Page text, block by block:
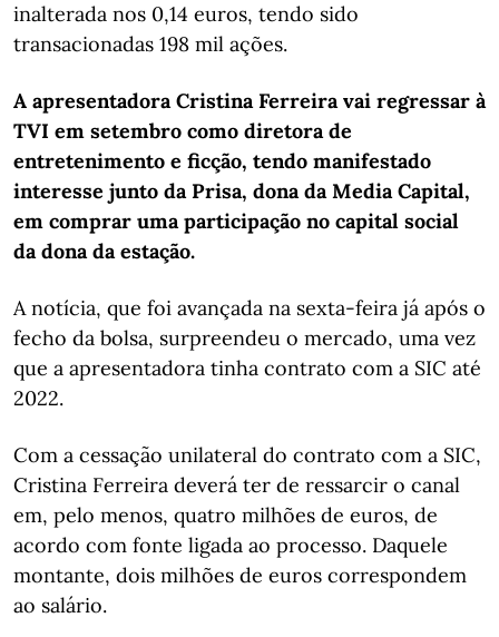
inalterada nos 0,14 euros, tendo sido
transacionadas 198 mil ações.
A apresentadora Cristina Ferreira vai regressar à
TVI em setembro como diretora de
entretenimento e ficção, tendo manifestado
interesse junto da Prisa, dona da Media Capital,
em comprar uma participação no capital social
da dona da estação.
A notícia, que foi avançada na sexta-feira já após o
fecho da bolsa, surpreendeu o mercado, uma vez
que a apresentadora tinha contrato com a SIC até
2022.
Com a cessação unilateral do contrato com a SIC,
Cristina Ferreira deverá ter de ressarcir o canal
em, pelo menos, quatro milhões de euros, de
acordo com fonte ligada ao processo. Daquele
montante, dois milhões de euros correspondem
ao salário.